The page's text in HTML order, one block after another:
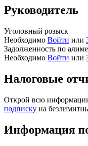
Руководитель
Уголовный розыск
Необходимо Войти или
Задолженность по
Необходимо Войти или
Налоговые
Открой всю
подписку на
Информация